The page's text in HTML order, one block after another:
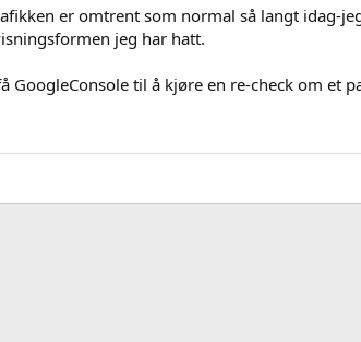
er omtrent som normal så langt idag-
jeg har hatt.
GoogleConsole til å kjøre en re-check om et